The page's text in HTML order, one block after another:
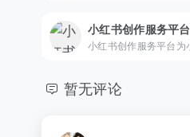
小红书创作服务平台
暂无评论